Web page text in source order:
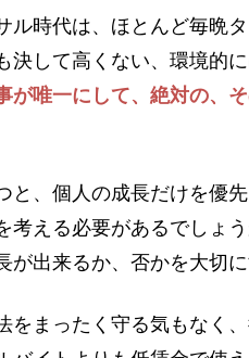
ル時代は、ほとんど毎晩
決して高くない、環境的
が唯一にして、絶対の、
と、個人の成長だけを優
考える必要があるでしょ
が出来るか、否かを大切
をまったく守る気もなく